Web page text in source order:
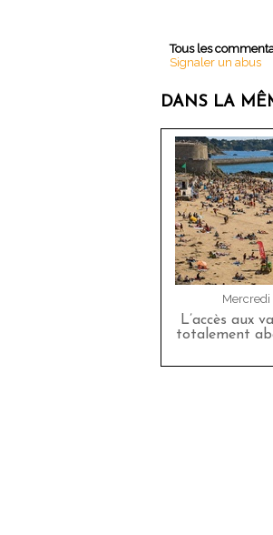
Tous les
Signaler un abus
DANS LA
L’accès aux
totalement